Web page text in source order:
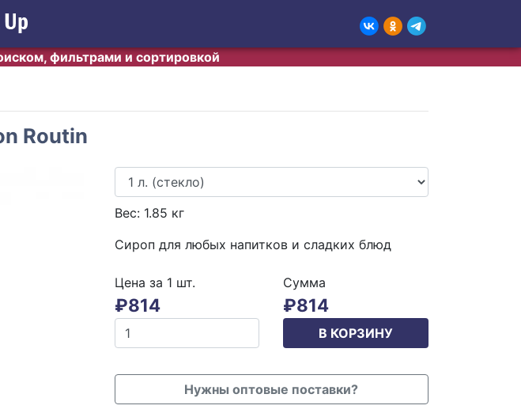
фильтрами и сортировкой
Routin
Вес: 1.85 кг
Сироп для любых напитков и сладких блюд
Цена за 1 шт.
₽814
Сумма
₽814
В КОРЗИНУ
Нужны оптовые поставки?